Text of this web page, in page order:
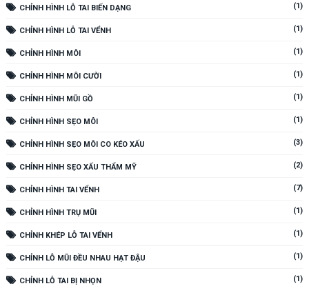
CHỈNH HÌNH LỖ TAI BIẾN DẠNG (1)
CHỈNH HÌNH LỖ TAI VỂNH (1)
CHỈNH HÌNH MÔI (1)
CHỈNH HÌNH MÔI CƯỜI (1)
CHỈNH HÌNH MŨI GỒ (1)
CHỈNH HÌNH SẸO MÔI (1)
CHỈNH HÌNH SẸO MÔI CO KÉO XẤU (3)
CHỈNH HÌNH SẸO XẤU THẨM MỸ (2)
CHỈNH HÌNH TAI VỂNH (7)
CHỈNH HÌNH TRỤ MŨI (1)
CHỈNH KHÉP LỖ TAI VỂNH (1)
CHỈNH LỖ MŨI ĐỀU NHAU HẠT ĐẬU (1)
CHỈNH LỖ TAI BỊ NHỌN (1)